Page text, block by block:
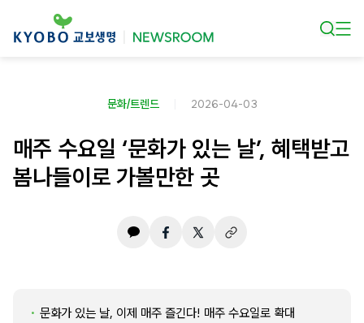
문화/트렌드 2026-04-03
매주 수요일 ‘문화가 있는 날’, 혜택받고
봄나들이로 가볼만한 곳
문화가 있는 날, 이제 매주 즐긴다! 매주 수요일로 확대